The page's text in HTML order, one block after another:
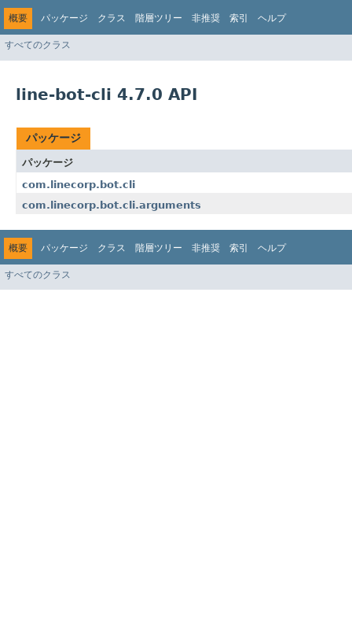
概要 パッケージ クラス 階層ツリー 非推奨 索引 ヘルプ
すべてのクラス
line-bot-cli 4.7.0 API
パッケージ
パッケージ
com.linecorp.bot.cli
com.linecorp.bot.cli.arguments
概要 パッケージ クラス 階層ツリー 非推奨 索引 ヘルプ
すべてのクラス